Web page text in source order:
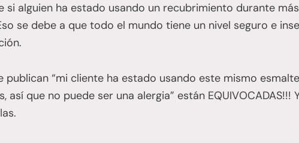
si alguien ha estado usando un recubrimiento durante
se debe a que todo el mundo tiene un nivel seguro e
publican “mi cliente ha estado usando este mismo
así que no puede ser una alergia” están EQUIVOCADAS!!!